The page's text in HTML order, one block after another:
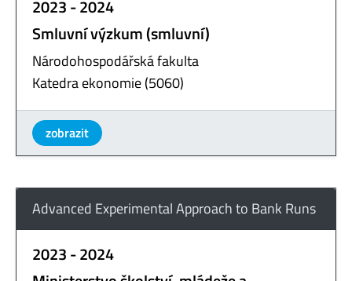
2023 - 2024
Smluvní výzkum (smluvní)
Národohospodářská fakulta
Katedra ekonomie (5060)
zobrazit
Advanced Experimental Approach to Bank Runs
2023 - 2024